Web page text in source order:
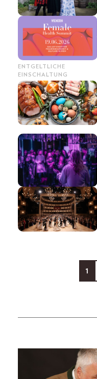
ENTGELTLICHE
EINSCHALTUNG
1